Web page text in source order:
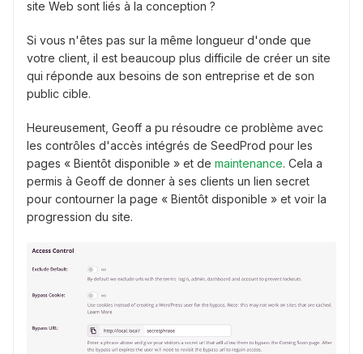
site Web sont liés à la conception ?
Si vous n'êtes pas sur la même longueur d'onde que
votre client, il est beaucoup plus difficile de créer un site
qui réponde aux besoins de son entreprise et de son
public cible.
Heureusement, Geoff a pu résoudre ce problème avec
les contrôles d'accès intégrés de SeedProd pour les
pages « Bientôt disponible » et de maintenance. Cela a
permis à Geoff de donner à ses clients un lien secret
pour contourner la page « Bientôt disponible » et voir la
progression du site.